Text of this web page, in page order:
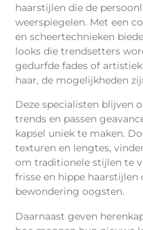
haarstijlen die de
weerspiegelen. Met een
en scheertechnieken
looks die trendsetters
gedurfde fades of
haar, de mogelijkheden
Deze specialisten blijven
trends en passen
kapsel uniek te maken.
texturen en lengtes,
om traditionele stijlen te
frisse en hippe haarstijlen
bewondering oogsten.
Daarnaast geven